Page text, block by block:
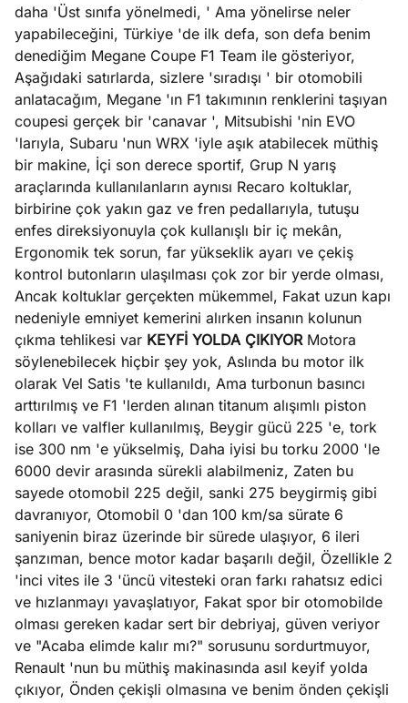
daha 'Üst sınıfa yönelmedi, ' Ama yönelirse neler
yapabileceğini, Türkiye 'de ilk defa, son defa benim
denediğim Megane Coupe F1 Team ile gösteriyor,
Aşağıdaki satırlarda, sizlere 'sıradışı ' bir otomobili
anlatacağım, Megane 'ın F1 takımının renklerini taşıyan
coupesi gerçek bir 'canavar ', Mitsubishi 'nin EVO
'larıyla, Subaru 'nun WRX 'iyle aşık atabilecek müthiş
bir makine, İçi son derece sportif, Grup N yarış
araçlarında kullanılanların aynısı Recaro koltuklar,
birbirine çok yakın gaz ve fren pedallarıyla, tutuşu
enfes direksiyonuyla çok kullanışlı bir iç mekân,
Ergonomik tek sorun, far yükseklik ayarı ve çekiş
kontrol butonların ulaşılması çok zor bir yerde olması,
Ancak koltuklar gerçekten mükemmel, Fakat uzun kapı
nedeniyle emniyet kemerini alırken insanın kolunun
çıkma tehlikesi var KEYFİ YOLDA ÇIKIYORMotora
söylenebilecek hiçbir şey yok, Aslında bu motor ilk
olarak Vel Satis 'te kullanıldı, Ama turbonun basıncı
arttırılmış ve F1 'lerden alınan titanum alışımlı piston
kolları ve valfler kullanılmış, Beygir gücü 225 'e, tork
ise 300 nm 'e yükselmiş, Daha iyisi bu torku 2000 'le
6000 devir arasında sürekli alabilmeniz, Zaten bu
sayede otomobil 225 değil, sanki 275 beygirmiş gibi
davranıyor, Otomobil 0 'dan 100 km/sa sürate 6
saniyenin biraz üzerinde bir sürede ulaşıyor, 6 ileri
şanzıman, bence motor kadar başarılı değil, Özellikle 2
'inci vites ile 3 'üncü vitesteki oran farkı rahatsız edici
ve hızlanmayı yavaşlatıyor, Fakat spor bir otomobilde
olması gereken kadar sert bir debriyaj, güven veriyor
ve "Acaba elimde kalır mı?" sorusunu sordurtmuyor,
Renault 'nun bu müthiş makinasında asıl keyif yolda
çıkıyor, Önden çekişli olmasına ve benim önden çekişli